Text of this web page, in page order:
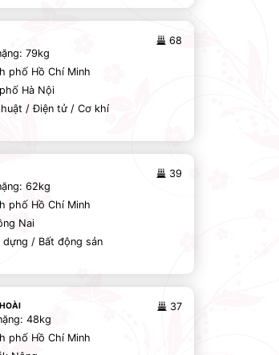
68
79kg
phố Hồ Chí Minh
Hà Nội
/ Điện tử / Cơ khí
39
62kg
phố Hồ Chí Minh
Nai
dựng / Bất động sản
37
48kg
phố Hồ Chí Minh